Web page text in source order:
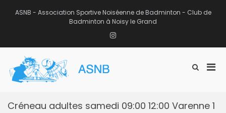
ASNB - Association Sportive Noiséenne de Badminton - Club de
Badminton à Noisy le Grand
Instagram
Afficher
recherche
Créneau adultes samedi 09:00 12:00 Varenne 1